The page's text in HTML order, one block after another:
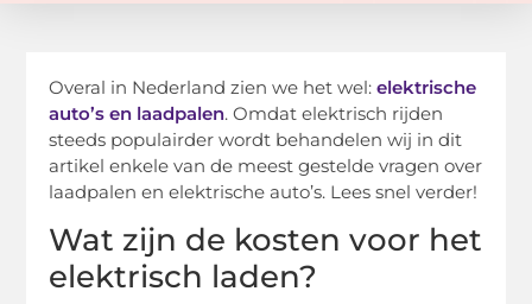
Overal in Nederland zien we het wel:elektrische
auto’s en laadpalen. Omdat elektrisch rijden
steeds populairder wordt behandelen wij in dit
artikel enkele van de meest gestelde vragen over
laadpalen en elektrische auto’s. Lees snel verder!
Wat zijn de kosten voor het
elektrisch laden?